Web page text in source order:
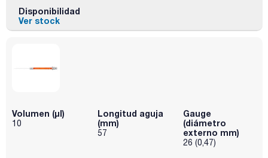
Disponibilidad
Ver stock
Volumen (µl)
10
Longitud aguja
(mm)
57
Gauge
(diámetro
externo mm)
26 (0,47)